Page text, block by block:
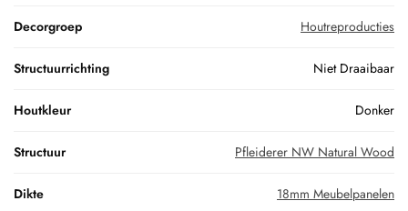
Decorgroep Houtreproducties
Structuurrichting Niet Draaibaar
Houtkleur Donker
Structuur Pfleiderer NW Natural Wood
Dikte 18mm Meubelpanelen